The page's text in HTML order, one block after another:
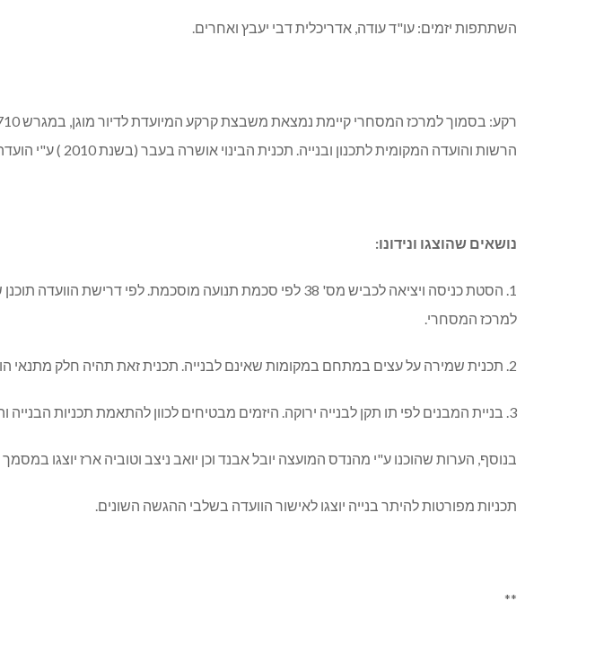
השתתפות יזמים: עו"ד עודה, אדריכלית דבי יעבץ ואחרים.
הרשות והועדה המקומית לתכנון ובנייה. תכנית הבינוי אושרה בעבר (בשנת 2010 ) ע"י הועדה לאיכות הסביבה.
נושאים שהוצגו ונידונו:
1. הסטת כניסה ויציאה לכביש מס' 38 לפי סכמת תנועה מוסכמת.
למרכז המסחרי.
2. תכנית שמירה על עצים במתחם במקומות שאינם לבנייה. תכנית זאת תהיה חלק מתנאי הוועדה המקומית באישור התכנית.
3. בניית המבנים לפי תו תקן לבנייה ירוקה. היזמים מבטיחים לכוון להתאמת תכניות הבנייה והביצוע לתו תקן לבנייה ירוקה ובניהם בידוד תרמי, אוורור, תאורה טבעית וכו'.
בנוסף, הערות שהוכנו ע"י מהנדס המועצה יובל אבנד וכן יואב ניצב וטוביה ארז יוצגו
תכניות מפורטות להיתר בנייה יוצגו לאישור הוועדה בשלבי ההגשה השונים.
**